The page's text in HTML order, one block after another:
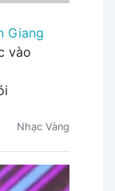
Giang
vào
Nhạc Vàng